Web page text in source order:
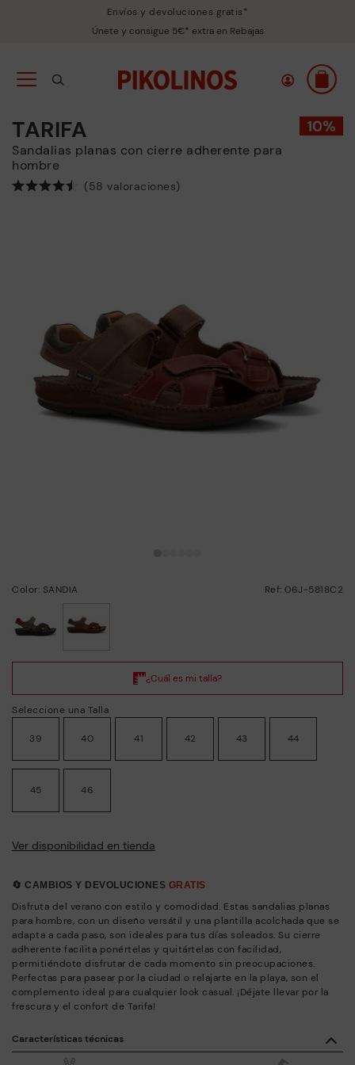
Envíos y devoluciones gratis*
Únete y consigue 5€* extra en Rebajas
TARIFA
Sandalias planas con cierre adherente para
hombre
(58 valoraciones)
Color: SANDIA Ref: 06J-5818C2
Seleccione una Talla
39 40 41 42 43 44
45 46
Ver disponibilidad en tienda
🔄 CAMBIOS Y DEVOLUCIONES GRATIS
Disfruta del verano con estilo y comodidad. Estas sandalias planas
para hombre, con un diseño versátil y una plantilla acolchada que se
adapta a cada paso, son ideales para tus días soleados. Su cierre
adherente facilita ponértelas y quitártelas con facilidad,
permitiéndote disfrutar de cada momento sin preocupaciones.
Perfectas para pasear por la ciudad o relajarte en la playa, son el
complemento ideal para cualquier look casual. ¡Déjate llevar por la
frescura y el confort de Tarifa!
Características técnicas